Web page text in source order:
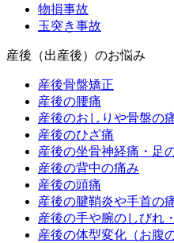
物損事故
玉突き事故
産後（出産後）のお悩み
産後骨盤矯正
産後の腰痛
産後のおしりや骨盤の
産後のひざ痛
産後の坐骨神経痛・足
産後の背中の痛み
産後の頭痛
産後の腱鞘炎や手首の
産後の手や腕のしびれ
産後の体型変化（お腹